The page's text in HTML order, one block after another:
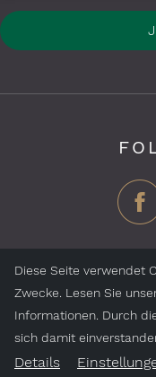
ZEGG Hotels &
Jobs
Diese Seite verwendet
Zwecke. Lesen Sie
Informationen. Durch
sich damit
Details